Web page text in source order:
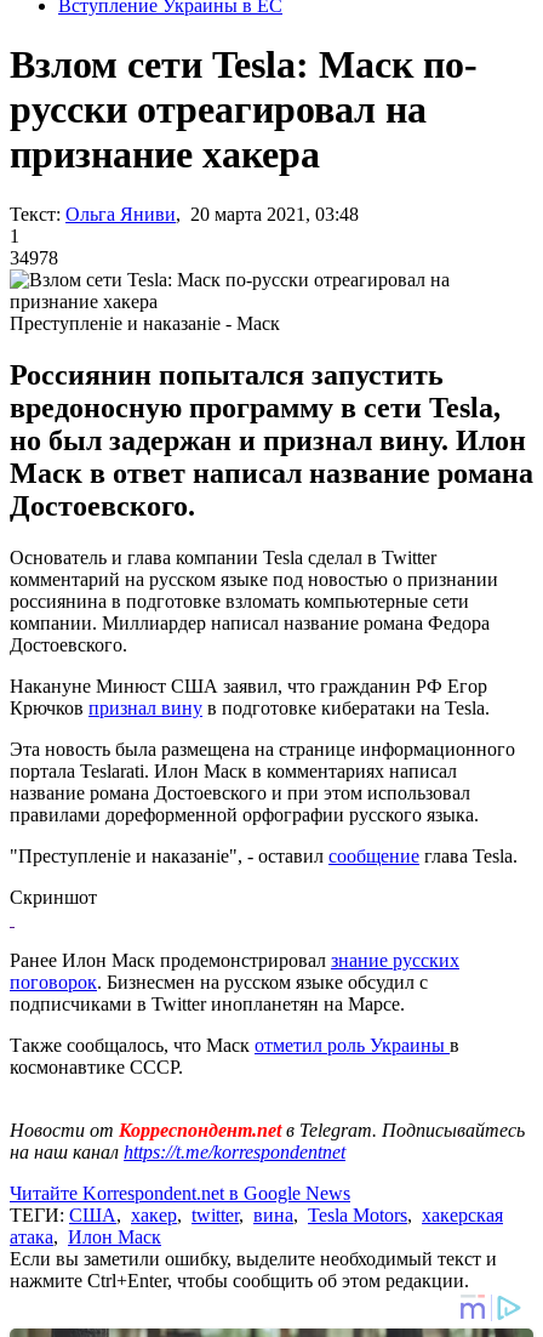
Вступление Украины в ЕС
Взлом сети Tesla: Маск по-
русски отреагировал на
признание хакера
Текст: Ольга Яниви, 20 марта 2021, 03:48
1
34978
Преступленіе и наказаніе - Маск
Россиянин попытался запустить
вредоносную программу в сети Tesla,
но был задержан и признал вину. Илон
Маск в ответ написал название романа
Достоевского.
Основатель и глава компании Tesla сделал в Twitter
комментарий на русском языке под новостью о признании
россиянина в подготовке взломать компьютерные сети
компании. Миллиардер написал название романа Федора
Достоевского.
Накануне Минюст США заявил, что гражданин РФ Егор
Крючков признал вину в подготовке кибератаки на Tesla.
Эта новость была размещена на странице информационного
портала Teslarati. Илон Маск в комментариях написал
название романа Достоевского и при этом использовал
правилами дореформенной орфографии русского языка.
"Преступленіе и наказаніе", - оставил сообщение глава Tesla.
Скриншот
Ранее Илон Маск продемонстрировал знание русских
поговорок. Бизнесмен на русском языке обсудил с
подписчиками в Twitter инопланетян на Марсе.
Также сообщалось, что Маск отметил роль Украины в
космонавтике СССР.
Новости от Корреспондент.netв Telegram. Подписывайтесь
на наш канал https://t.me/korrespondentnet
Читайте Korrespondent.net в Google News
ТЕГИ: США, хакер, twitter, вина, Tesla Motors, хакерская
атака, Илон Маск
Если вы заметили ошибку, выделите необходимый текст и
нажмите Ctrl+Enter, чтобы сообщить об этом редакции.